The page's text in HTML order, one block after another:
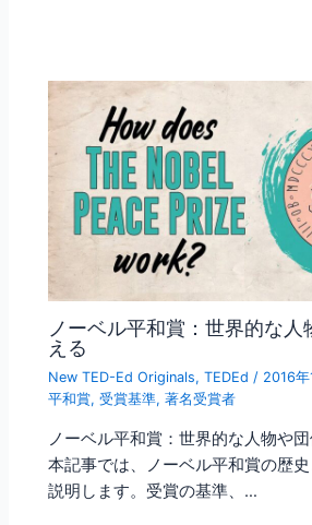
ノーベル平和賞：世界的な人
える
New TED-Ed Originals,TEDEd / 2016
平和賞,受賞基準,著名受賞者
ノーベル平和賞：世界的な人物や
本記事では、ノーベル平和賞の歴
説明します。受賞の基準、…